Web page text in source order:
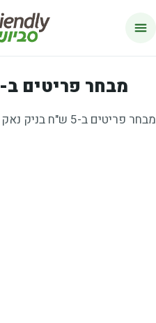
מבחר פריטים ב-5 ש"ח בניק נאק
מבחר פריטים ב-5 ש"ח בניק נאק